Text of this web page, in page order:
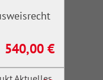
Regulärer Preis:
540,00 €